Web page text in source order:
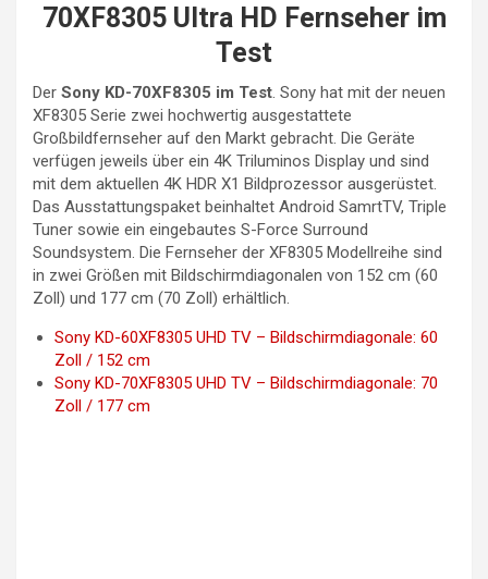
70XF8305 Ultra HD Fernseher im
Test
Der Sony KD-70XF8305 im Test. Sony hat mit der neuen
XF8305 Serie zwei hochwertig ausgestattete
Großbildfernseher auf den Markt gebracht. Die Geräte
verfügen jeweils über ein 4K Triluminos Display und sind
mit dem aktuellen 4K HDR X1 Bildprozessor ausgerüstet.
Das Ausstattungspaket beinhaltet Android SamrtTV, Triple
Tuner sowie ein eingebautes S-Force Surround
Soundsystem. Die Fernseher der XF8305 Modellreihe sind
in zwei Größen mit Bildschirmdiagonalen von 152 cm (60
Zoll) und 177 cm (70 Zoll) erhältlich.
Sony KD-60XF8305 UHD TV – Bildschirmdiagonale: 60
Zoll / 152 cm
Sony KD-70XF8305 UHD TV – Bildschirmdiagonale: 70
Zoll / 177 cm